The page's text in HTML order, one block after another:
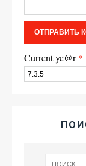
Current ye@r*